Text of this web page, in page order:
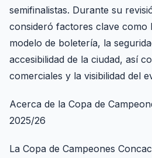
semifinalistas. Durante su
consideró factores clave como
modelo de boletería, la
accesibilidad de la ciudad, así
comerciales y la visibilidad del
Acerca de la Copa de
2025/26
La Copa de Campeones